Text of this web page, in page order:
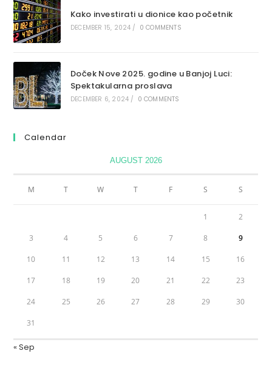
Kako investirati u dionice kao početnik
DECEMBER 15, 2024 / 0 COMMENTS
Doček Nove 2025. godine u Banjoj Luci:
Spektakularna proslava
DECEMBER 6, 2024 / 0 COMMENTS
Calendar
AUGUST 2026
M T W T F S S
1 2
3 4 5 6 7 8 9
10 11 12 13 14 15 16
17 18 19 20 21 22 23
24 25 26 27 28 29 30
31
« Sep